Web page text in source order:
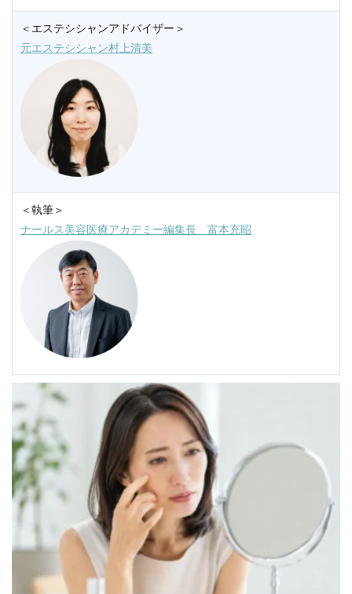
＜エステシシャンアドバイザー＞
元エステシシャン村上清美
＜執筆＞
ナールス美容医療アカデミー編集長 富本充昭